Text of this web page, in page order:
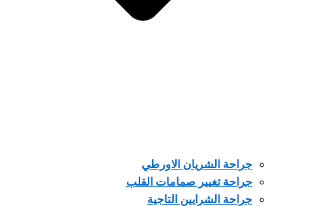
جراحة الشريان الاورطي
جراحة تغيير صمامات القلب
جراحة الشرايين التاجية